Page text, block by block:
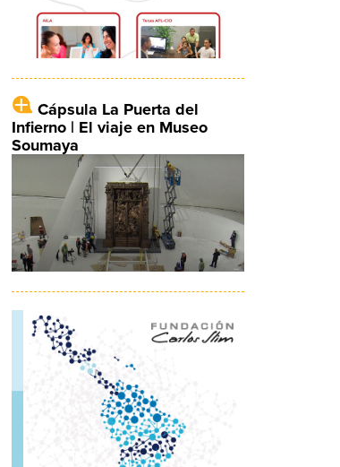
Cápsula La Puerta del
Infierno | El viaje en Museo
Soumaya